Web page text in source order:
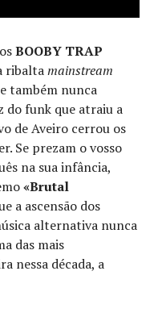
BOOBY TRAP
ribaltamainstream
também nunca
do funk que atraiu a
de Aveiro cerrou os
Se prezam o vosso
na sua infância,
«Brutal
a ascensão dos
alternativa nunca
das mais
nessa década, a